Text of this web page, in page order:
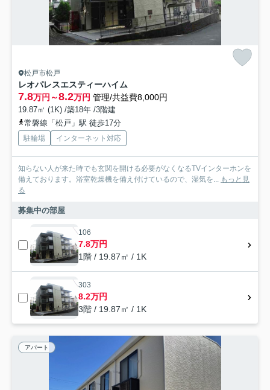
松戸市松戸
レオパレスエスティーハイム
7.8万円～8.2万円 管理/共益費8,000円
19.87㎡ (1K) /築18年 /3階建
常磐線「松戸」駅 徒歩17分
駐輪場 インターネット対応
知らない人が来た時でも玄関を開ける必要がなくなるTVインターホンを
備えております。浴室乾燥機を備え付けているので、湿気を... もっと見
る
募集中の部屋
106
7.8万円
1階 / 19.87㎡ / 1K
303
8.2万円
3階 / 19.87㎡ / 1K
アパート